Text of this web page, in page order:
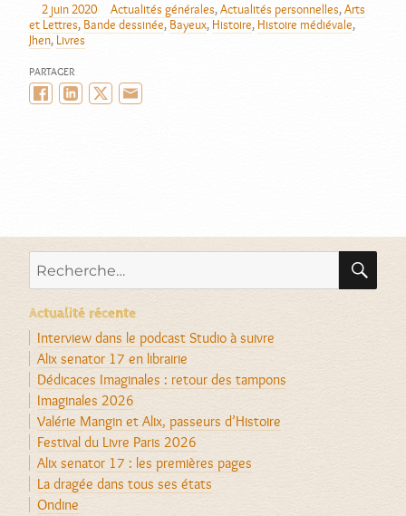
AUTEUR
PUBLIÉ
LE
2 juin 2020 CATÉGORIES
Actualités générales,Actualités personnelles,Arts
et Lettres, Bande dessinée, Bayeux, Histoire, Histoire médiévale,
Jhen, Livres
PARTAGER
FacebookLinkedInTwitter/X
pour :
Actualité récente
Interview dans le podcast Studio à suivre
Alix senator 17 en librairie
Dédicaces Imaginales : retour des tampons
Imaginales 2026
Valérie Mangin et Alix, passeurs d’Histoire
Festival du Livre Paris 2026
Alix senator 17 : les premières pages
La dragée dans tous ses états
Ondine